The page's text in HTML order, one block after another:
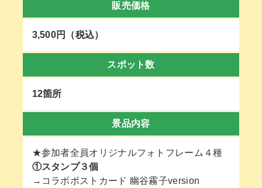
販売価格
3,500円（税込）
スポット数
12箇所
景品内容
★参加者全員オリジナルフォトフレーム４種
①スタンプ３個
→コラボポストカード 幽谷霧子version